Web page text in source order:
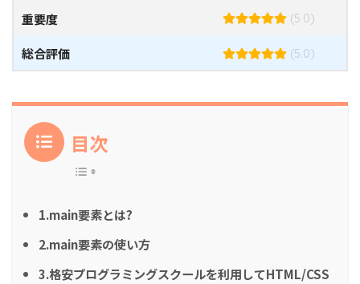
重要度 (5.0)
総合評価 (5.0)
目次
1.main要素とは?
2.main要素の使い方
3.格安プログラミングスクールを利用してHTML/CSS